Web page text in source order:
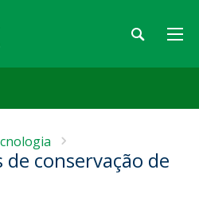
de conservação de